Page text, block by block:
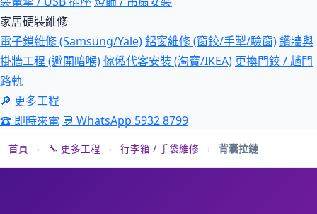
家居硬裝維修
電子鎖維修 (Samsung/Yale)鋁窗維修 (窗鉸/手掣/驗窗)鑽牆與
掛牆工程 (避開暗喉)傢俬代客安裝 (淘寶/IKEA) 更換門鉸 / 趟門
路軌
🔎 更多工程
☎ 即時來電 💬 WhatsApp 5932 8799
首頁 › 🔧 更多工程 › 行李箱 / 手袋維修 › 背囊拉鏈